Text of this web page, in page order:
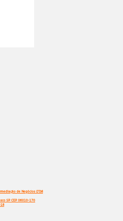
de Negócios LTDA
SP CEP 06010-170
18